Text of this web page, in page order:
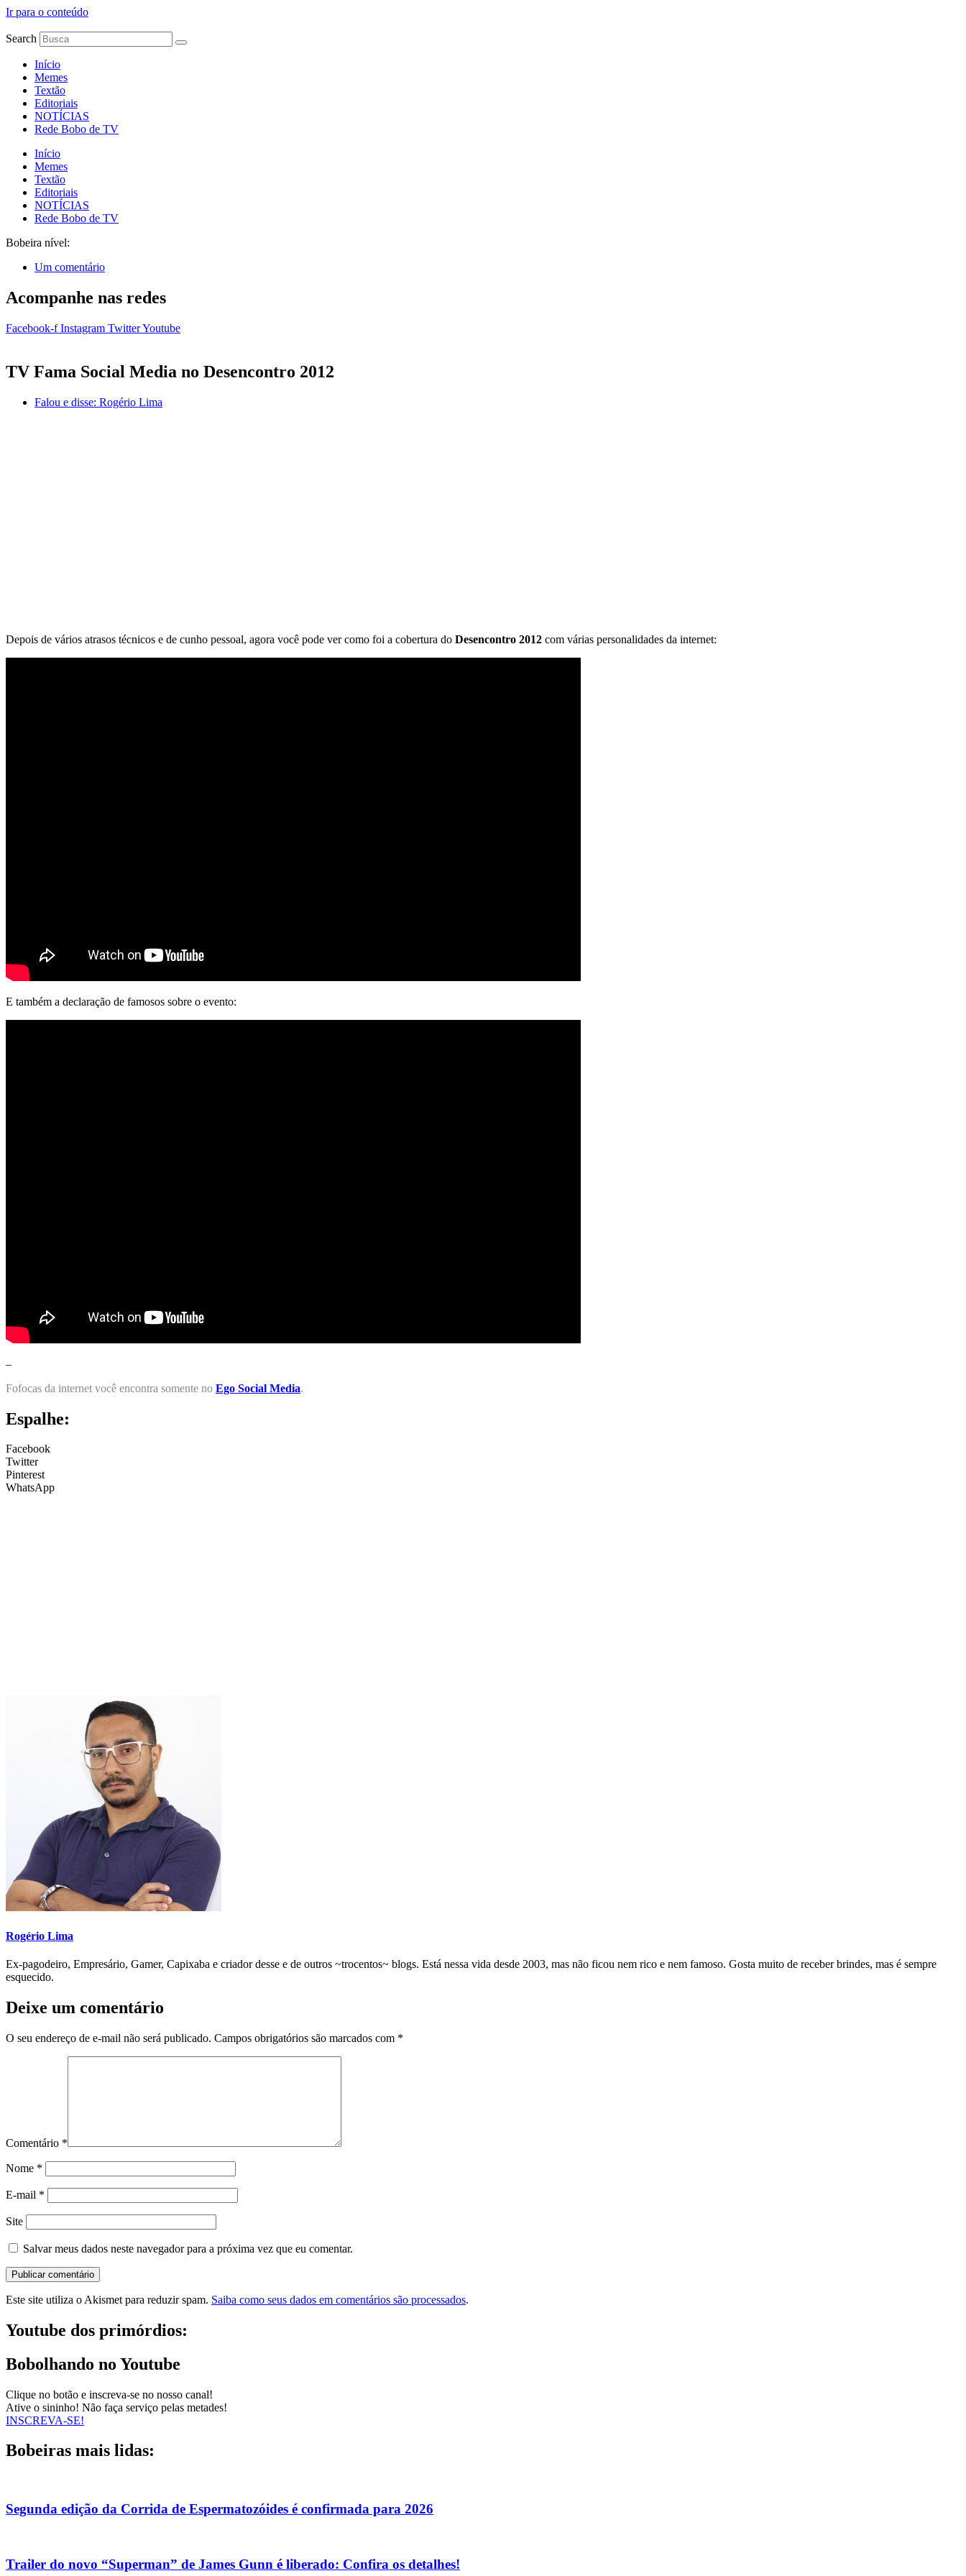
Ir para o conteúdo
Search
Início
Memes
Textão
Editoriais
NOTÍCIAS
Rede Bobo de TV
Início
Memes
Textão
Editoriais
NOTÍCIAS
Rede Bobo de TV
Bobeira nível:
Um comentário
Acompanhe nas redes
Facebook-f Instagram TwitterYoutube
TV Fama Social Media no Desencontro 2012
Falou e disse: Rogério Lima
Depois de vários atrasos técnicos e de cunho pessoal, agora você pode ver como foi a cobertura do Desencontro 2012 com várias personalidades da internet:
E também a declaração de famosos sobre o evento:
–
Fofocas da internet você encontra somente no Ego Social Media.
Espalhe:
Facebook
Twitter
Pinterest
WhatsApp
Rogério Lima
Ex-pagodeiro, Empresário, Gamer, Capixaba e criador desse e de outros ~trocentos~ blogs. Está nessa vida desde 2003, mas não ficou nem rico e nem famoso. Gosta muito de receber brindes, mas é sempre
esquecido.
Deixe um comentário
O seu endereço de e-mail não será publicado. Campos obrigatórios são marcados com *
Comentário *
Nome *
E-mail *
Site
Salvar meus dados neste navegador para a próxima vez que eu comentar.
Este site utiliza o Akismet para reduzir spam. Saiba como seus dados em comentários são processados.
Youtube dos primórdios:
Bobolhando no Youtube
Clique no botão e inscreva-se no nosso canal!
Ative o sininho! Não faça serviço pelas metades!
INSCREVA-SE!
Bobeiras mais lidas:
Segunda edição da Corrida de Espermatozóides é confirmada para 2026
Trailer do novo “Superman” de James Gunn é liberado: Confira os detalhes!